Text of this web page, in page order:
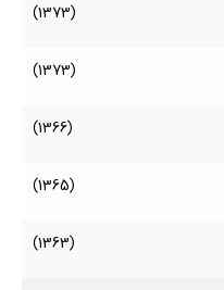
(1373)
(1373)
(1366)
(1365)
(1363)